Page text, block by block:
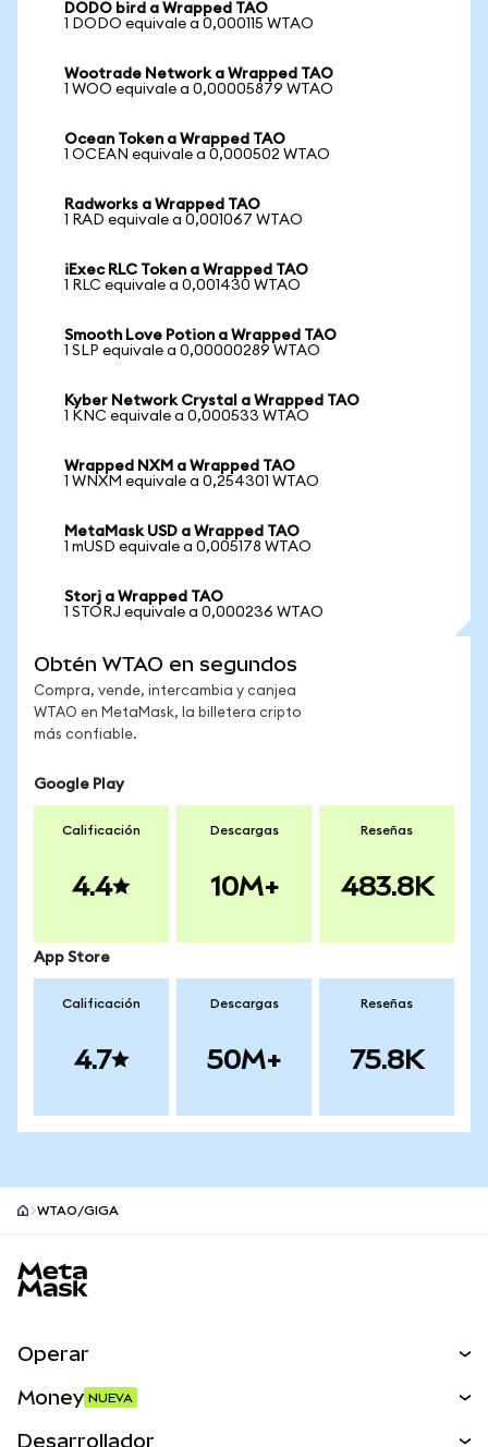
DODO bird a Wrapped TAO
1 DODO equivale a 0,000115 WTAO
Wootrade Network a Wrapped TAO
1 WOO equivale a 0,00005879 WTAO
Ocean Token a Wrapped TAO
1 OCEAN equivale a 0,000502 WTAO
Radworks a Wrapped TAO
1 RAD equivale a 0,001067 WTAO
iExec RLC Token a Wrapped TAO
1 RLC equivale a 0,001430 WTAO
Smooth Love Potion a Wrapped TAO
1 SLP equivale a 0,00000289 WTAO
Kyber Network Crystal a Wrapped TAO
1 KNC equivale a 0,000533 WTAO
Wrapped NXM a Wrapped TAO
1 WNXM equivale a 0,254301 WTAO
MetaMask USD a Wrapped TAO
1 mUSD equivale a 0,005178 WTAO
Storj a Wrapped TAO
1 STORJ equivale a 0,000236 WTAO
Obtén WTAO en segundos
Compra, vende, intercambia y canjea
WTAO en MetaMask, la billetera cripto
más confiable.
Google Play
Calificación
4.4
Descargas
10M+
Reseñas
483.8K
App Store
Calificación
4.7
Descargas
50M+
Reseñas
75.8K
WTAO/GIGA
Operar
Money NUEVA
Desarrollador